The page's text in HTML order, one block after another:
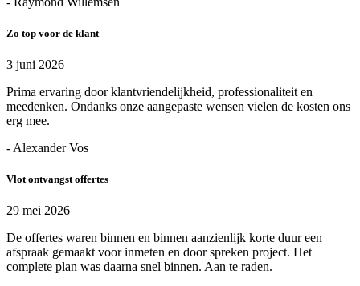
Zo top voor de klant
3 juni 2026
Prima ervaring door klantvriendelijkheid, professionaliteit en
meedenken. Ondanks onze aangepaste wensen vielen de kosten ons
erg mee.
- Alexander Vos
Vlot ontvangst offertes
29 mei 2026
De offertes waren binnen en binnen aanzienlijk korte duur een
afspraak gemaakt voor inmeten en door spreken project. Het
complete plan was daarna snel binnen. Aan te raden.